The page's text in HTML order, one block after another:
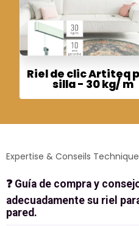
Riel de clic Artiteq
silla - 30 kg/ m
Expertise & Conseils
❓ Guía de compra y
adecuadamente su riel
pared.